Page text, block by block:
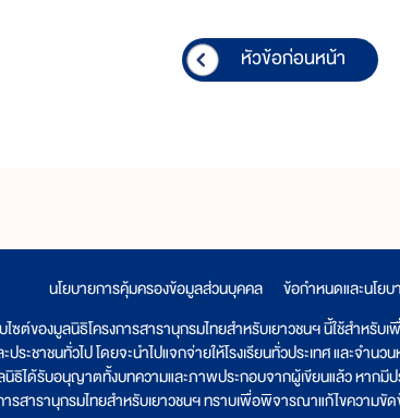
หัวข้อก่อนหน้า
นโยบายการคุ้มครองข้อมูลส่วนบุคคล
ข้อกำหนดและนโยบ
ซต์ของมูลนิธิโครงการสารานุกรมไทยสำหรับเยาวชนฯ นี้ใช้สำหรั
ะประชาชนทั่วไป โดยจะนำไปแจกจ่ายให้โรงเรียนทั่วประเทศ และ
ธิได้รับอนุญาตทั้งบทความและภาพประกอบจากผู้เขียนแล้ว หากมีป
ารสารานุกรมไทยสำหรับเยาวชนฯ ทราบเพื่อพิจารณาแก้ไขความขั